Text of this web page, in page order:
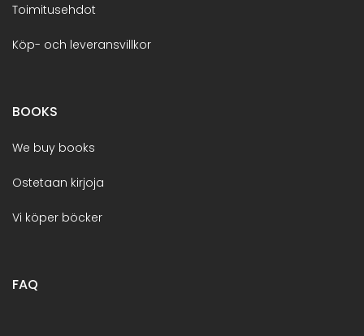
Toimitusehdot
Köp- och leveransvillkor
BOOKS
We buy books
Ostetaan kirjoja
Vi köper böcker
FAQ